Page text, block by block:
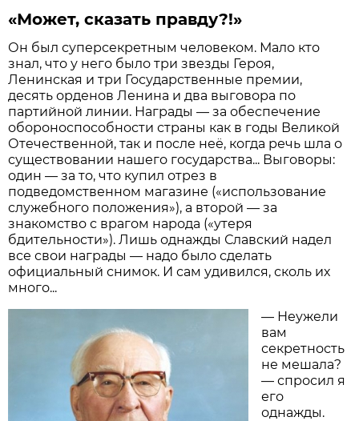
«Может, сказать правду?!»
Он был суперсекретным человеком. Мало кто
знал, что у него было три звезды Героя,
Ленинская и три Государственные премии,
десять орденов Ленина и два выговора по
партийной линии. Награды — за обеспечение
обороноспособности страны как в годы Великой
Отечественной, так и после неё, когда речь шла о
существовании нашего государства... Выговоры:
один — за то, что купил отрез в
подведомственном магазине («использование
служебного положения»), а второй — за
знакомство с врагом народа («утеря
бдительности»). Лишь однажды Славский надел
все свои награды — надо было сделать
официальный снимок. И сам удивился, сколь их
много...
— Неужели
вам
секретность
не мешала?
— спросил я
его
однажды.